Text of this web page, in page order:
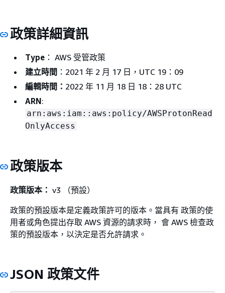
政策詳細資訊
Type ： AWS 受管政策
建立時間 ：2021 年 2 月 17 日，UTC 19：09
編輯時間： 2022 年 11 月 18 日 18：28 UTC
ARN:
arn:aws:iam::aws:policy/AWSProtonRead
OnlyAccess
政策版本
政策版本： v3 （預設）
政策的預設版本是定義政策許可的版本。當具有 政策的使
用者或角色提出存取 AWS 資源的請求時， 會 AWS 檢查政
策的預設版本，以決定是否允許請求。
JSON 政策文件